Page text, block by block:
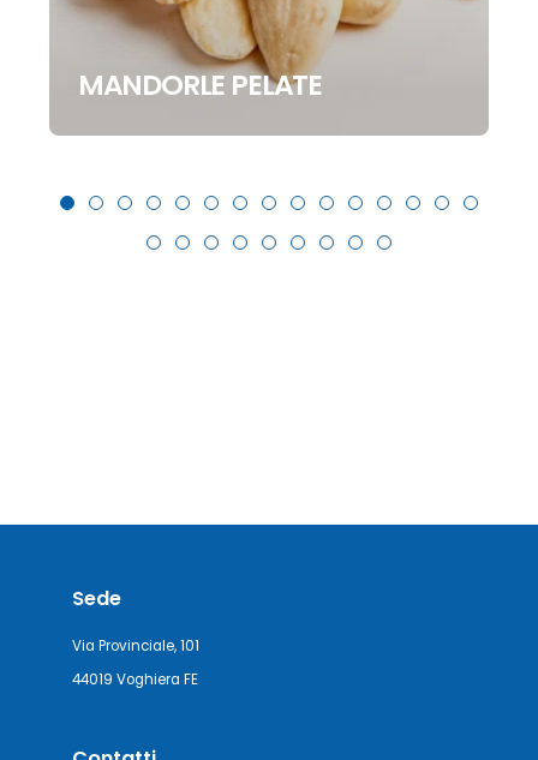
MANDORLE PELATE
Sede
Via Provinciale, 101
44019 Voghiera FE